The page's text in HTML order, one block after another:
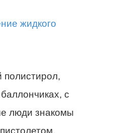
полистирол,
с
люди знакомы